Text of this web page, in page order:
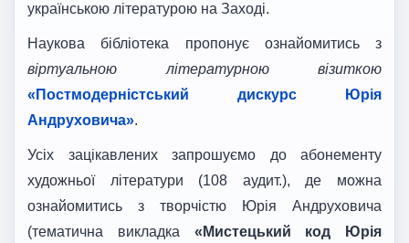
українською літературою на Заході.
Наукова бібліотека пропонує ознайомитись з
віртуальною літературною візиткою
«Постмодерністський дискурс Юрія
Андруховича».
Усіх зацікавлених запрошуємо до абонементу
художньої літератури (108 аудит.), де можна
ознайомитись з творчістю Юрія Андруховича
(тематична викладка «Мистецький код Юрія